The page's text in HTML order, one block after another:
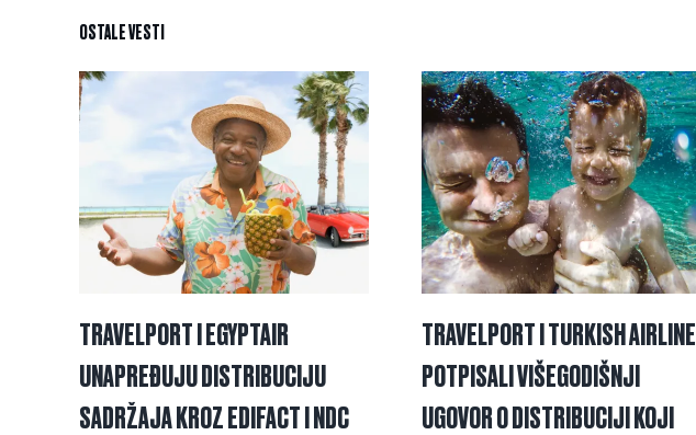
OSTALE VESTI
TRAVELPORT I EGYPTAIR
UNAPREĐUJU DISTRIBUCIJU
SADRŽAJA KROZ EDIFACT I NDC
TRAVELPORT I TURKISH
POTPISALI VIŠEGODIŠNJI
UGOVOR O DISTRIBUCIJI KOJI